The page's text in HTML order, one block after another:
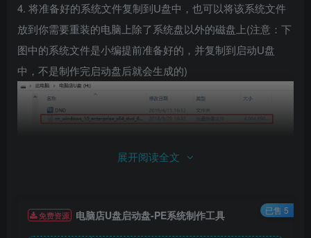
4. 将准备好的系统文件复制到U盘中，也可以将该系统文件
放到你需要重装的电脑上除了系统盘以外的磁盘上(注意：下
图中的系统文件是小编提前准备好的，并复制到启动U盘
中，不是制作完启动盘后就会生成的)
软件截图
展开阅读全文
已售 5
免费资源 电脑店U盘启动盘-PE系统制作工具